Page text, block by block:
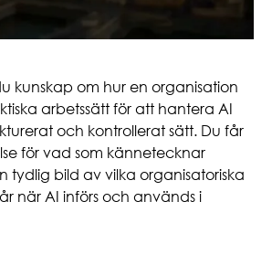
kunskap om hur en organisation
arbetssätt för att hantera AI
och kontrollerat sätt. Du får
för vad som kännetecknar
tydlig bild av vilka organisatoriska
när AI införs och används i